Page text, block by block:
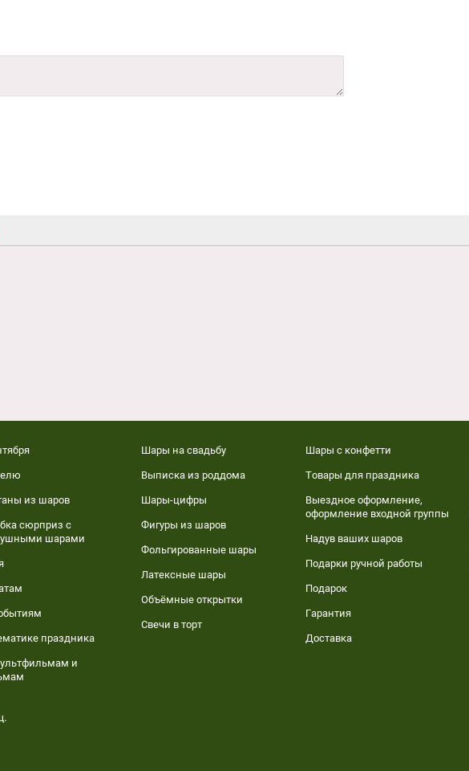
из шаров
сюрприз с
шарами
праздника
и
Шары на свадьбу
Выписка из роддома
Шары-цифры
Фигуры из шаров
Фольгированные шары
Латексные шары
Объёмные открытки
Свечи в торт
Шары с конфетти
Товары для праздника
Выездное оформление,
оформление входной группы
Надув ваших шаров
Подарки ручной работы
Подарок
Гарантия
Доставка